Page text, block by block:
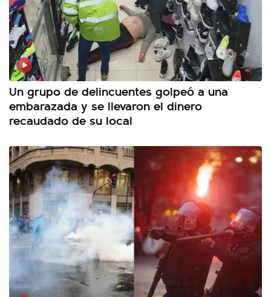
Un grupo de delincuentes golpeó a una
embarazada y se llevaron el dinero
recaudado de su local